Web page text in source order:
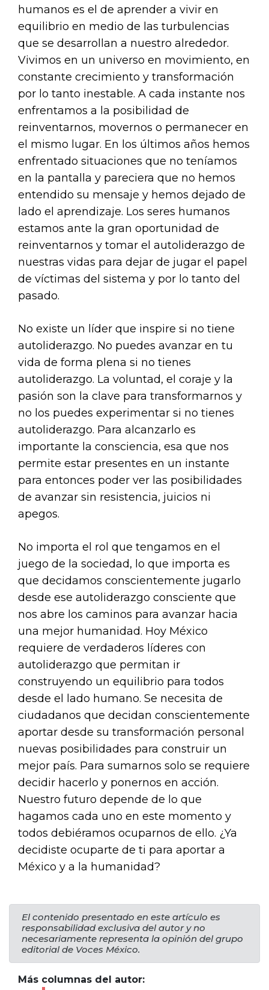
humanos es el de aprender a vivir en
equilibrio en medio de las turbulencias
que se desarrollan a nuestro alrededor.
Vivimos en un universo en movimiento, en
constante crecimiento y transformación
por lo tanto inestable. A cada instante nos
enfrentamos a la posibilidad de
reinventarnos, movernos o permanecer en
el mismo lugar. En los últimos años hemos
enfrentado situaciones que no teníamos
en la pantalla y pareciera que no hemos
entendido su mensaje y hemos dejado de
lado el aprendizaje. Los seres humanos
estamos ante la gran oportunidad de
reinventarnos y tomar el autoliderazgo de
nuestras vidas para dejar de jugar el papel
de víctimas del sistema y por lo tanto del
pasado.
No existe un líder que inspire si no tiene
autoliderazgo. No puedes avanzar en tu
vida de forma plena si no tienes
autoliderazgo. La voluntad, el coraje y la
pasión son la clave para transformarnos y
no los puedes experimentar si no tienes
autoliderazgo. Para alcanzarlo es
importante la consciencia, esa que nos
permite estar presentes en un instante
para entonces poder ver las posibilidades
de avanzar sin resistencia, juicios ni
apegos.
No importa el rol que tengamos en el
juego de la sociedad, lo que importa es
que decidamos conscientemente jugarlo
desde ese autoliderazgo consciente que
nos abre los caminos para avanzar hacia
una mejor humanidad. Hoy México
requiere de verdaderos líderes con
autoliderazgo que permitan ir
construyendo un equilibrio para todos
desde el lado humano. Se necesita de
ciudadanos que decidan conscientemente
aportar desde su transformación personal
nuevas posibilidades para construir un
mejor país. Para sumarnos solo se requiere
decidir hacerlo y ponernos en acción.
Nuestro futuro depende de lo que
hagamos cada uno en este momento y
todos debiéramos ocuparnos de ello. ¿Ya
decidiste ocuparte de ti para aportar a
México y a la humanidad?
El contenido presentado en este artículo es
responsabilidad exclusiva del autor y no
necesariamente representa la opinión del grupo
editorial de Voces México.
Más columnas del autor: